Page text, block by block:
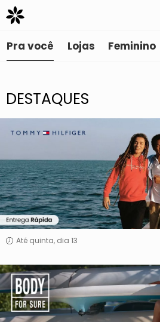
Pra você Lojas Feminino
DESTAQUES
Tommy
Até quinta, dia 13
Body
For
Sure